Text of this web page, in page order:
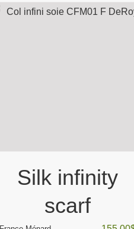
Silk infinity
scarf